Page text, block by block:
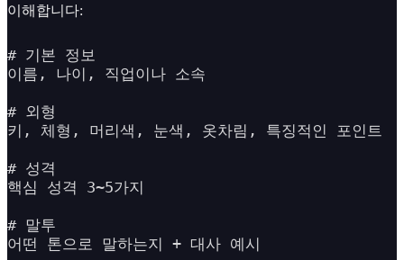
이해합니다:
# 기본 정보
이름, 나이, 직업이나 소속
# 외형
키, 체형, 머리색, 눈색, 옷차림, 특징적인 포인트
# 성격
핵심 성격 3~5가지
# 말투
어떤 톤으로 말하는지 + 대사 예시